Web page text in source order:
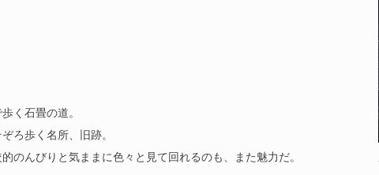
く石畳の道。
ろ歩く名所、旧跡。
のんびりと気ままに色々と見て回れるのも、また魅力だ。